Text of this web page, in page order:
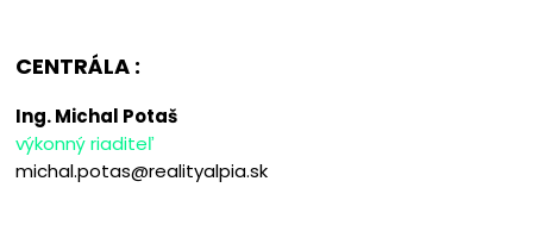
CENTRÁLA :
Ing. Michal Potaš
výkonný riaditeľ
michal.potas@realityalpia.sk